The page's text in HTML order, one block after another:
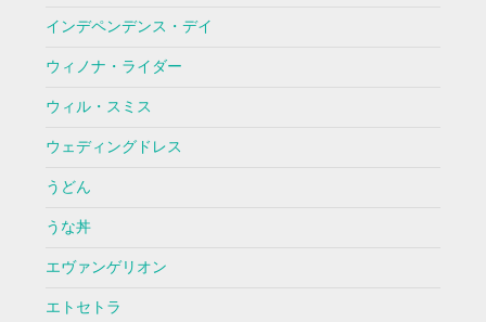
インデペンデンス・デイ
ウィノナ・ライダー
ウィル・スミス
ウェディングドレス
うどん
うな丼
エヴァンゲリオン
エトセトラ